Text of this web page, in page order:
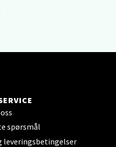
spørsmål
leveringsbetingelser